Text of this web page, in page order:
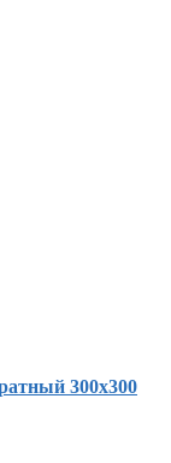
300х300